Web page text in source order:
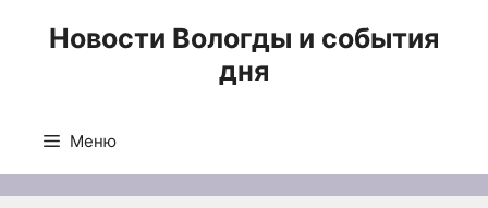
Новости Вологды и события
дня
Меню